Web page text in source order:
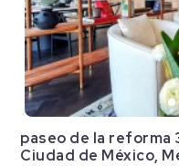
paseo de la reforma
Ciudad de México,